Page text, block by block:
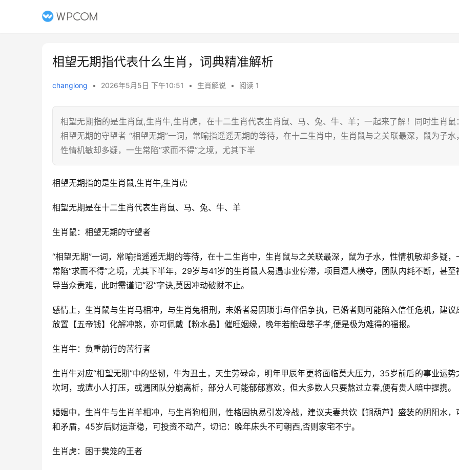
相望无期指代表什么生肖，词典精准解析
changlong • 2026年5月5日 下午10:51 • 生肖解说 • 阅读 1
相望无期指的是生肖鼠,生肖牛,生肖虎，在十二生肖代表生肖鼠、马、兔、牛、羊；一起来了解！同时生肖鼠：
相望无期的守望者 “相望无期”一词，常喻指遥遥无期的等待，在十二生肖中，生肖鼠与之关联最深，鼠为子水，
性情机敏却多疑，一生常陷“求而不得”之境，尤其下半
相望无期指的是生肖鼠,生肖牛,生肖虎
相望无期是在十二生肖代表生肖鼠、马、兔、牛、羊
生肖鼠：相望无期的守望者
“相望无期”一词，常喻指遥遥无期的等待，在十二生肖中，生肖鼠与之关联最深，鼠为子水，性情机敏却多疑，
常陷“求而不得”之境，尤其下半年，29岁与41岁的生肖鼠人易遇事业停滞，项目遭人横夺，团队内耗不断，甚至
导当众责难，此时需谨记“忍”字诀,莫因冲动破财不止。
感情上，生肖鼠与生肖马相冲，与生肖兔相刑，未婚者易因琐事与伴侣争执，已婚者则可能陷入信任危机，建议
放置【五帝钱】化解冲煞，亦可佩戴【粉水晶】催旺姻缘，晚年若能母慈子孝,便是极为难得的福报。
生肖牛：负重前行的苦行者
生肖牛对应“相望无期”中的坚韧，牛为丑土，天生劳碌命，明年甲辰年更将面临莫大压力，35岁前后的事业运势
坎坷，或遭小人打压，或遇团队分崩离析，部分人可能郁郁寡欢，但大多数人只要熬过立春,便有贵人暗中提携。
婚姻中，生肖牛与生肖羊相冲，与生肖狗相刑，性格固执易引发冷战，建议夫妻共饮【铜葫芦】盛装的阴阳水，
和矛盾，45岁后财运渐稳，可投资不动产，切记：晚年床头不可朝西,否则家宅不宁。
生肖虎：困于樊笼的王者